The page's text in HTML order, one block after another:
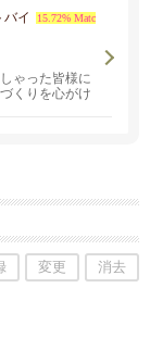
でも興味・関
す。着ていな
着物があり、
にも捨てられ
思ってる方
ていただくた
バイ
15.72% Matc
ゃった皆様に
くりを心がけ
変更 消去